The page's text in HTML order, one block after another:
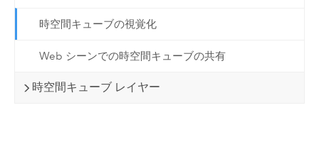
時空間キューブの視覚化
Web シーンでの時空間キューブの共有
時空間キューブ レイヤー